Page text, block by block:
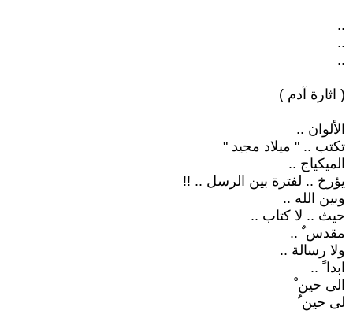
..
..
..
( اثارة آدم )
الألوان ..
تكتب .. " ميلاد مجيد "
الميكياج ..
يؤرخ .. لفترة بين الرسل .. !!
وبين الله ..
حيث .. لا كتاب ..
مقدس ٌ ..
ولا رسالة ..
ابدا ً ..
الى حين ْ
لى حين ُ